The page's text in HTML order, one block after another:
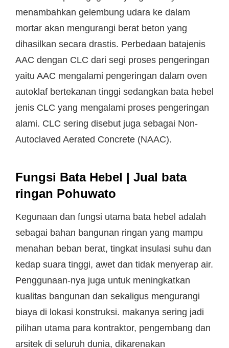
menambahkan gelembung udara ke dalam
mortar akan mengurangi berat beton yang
dihasilkan secara drastis. Perbedaan batajenis
AAC dengan CLC dari segi proses pengeringan
yaitu AAC mengalami pengeringan dalam oven
autoklaf bertekanan tinggi sedangkan bata hebel
jenis CLC yang mengalami proses pengeringan
alami. CLC sering disebut juga sebagai Non-
Autoclaved Aerated Concrete (NAAC).
Fungsi Bata Hebel | Jual bata
ringan Pohuwato
Kegunaan dan fungsi utama bata hebel adalah
sebagai bahan bangunan ringan yang mampu
menahan beban berat, tingkat insulasi suhu dan
kedap suara tinggi, awet dan tidak menyerap air.
Penggunaan-nya juga untuk meningkatkan
kualitas bangunan dan sekaligus mengurangi
biaya di lokasi konstruksi. makanya sering jadi
pilihan utama para kontraktor, pengembang dan
arsitek di seluruh dunia, dikarenakan